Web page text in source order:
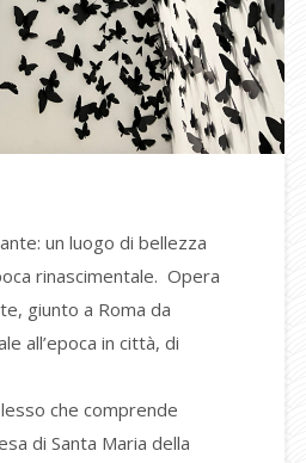
un luogo di bellezza
rinascimentale. Opera
giunto a Roma da
all’epoca in città, di
che comprende
di Santa Maria della